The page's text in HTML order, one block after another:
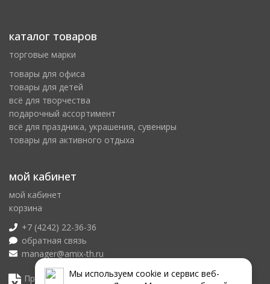
Мы используем сookie и сервис веб-
каталог товаров
торговые марки
товары для офиса
товары для детей
всё для творчества
подарочный ассортимент
всё для праздника, украшения, сувениры
товары для активного отдыха
мой кабинет
мой кабинет
корзина
+7 (4242) 22-36-36
обратная связь
manager@amix-th.ru
Прайс лист